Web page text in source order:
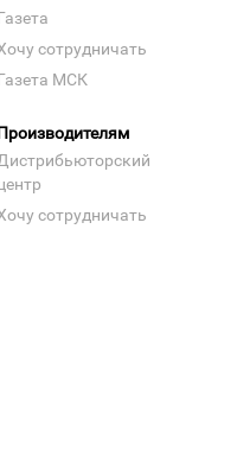
сотрудничать
МСК
сотрудничать